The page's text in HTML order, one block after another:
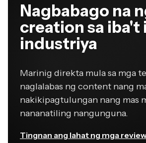
Nagbabago na
creation sa iba't
industriya
Marinig direkta mula sa mga
naglalabas ng content nang
nakikipagtulungan nang mas
nananatiling nangunguna.
Tingnan ang lahat ng mga